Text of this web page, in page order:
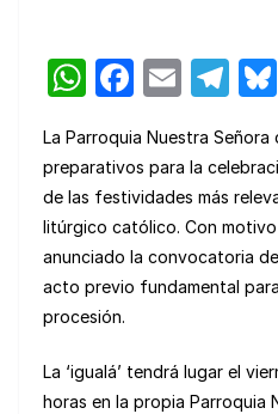
W
at
s
A
p
p
F
c
e
b
o
o
E
ail
T
e
gr
a
m
La Parroquia Nuestra Señora
preparativos para la
de las festividades más
litúrgico católico. Con
anunciado la convocatoria
acto previo fundamental
procesión.
La ‘igualá’ tendrá lugar el
horas en la propia Parroquia